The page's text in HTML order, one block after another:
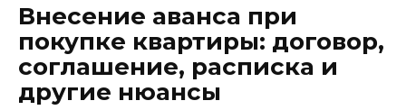
Внесение аванса при
покупке квартиры: договор,
соглашение, расписка и
другие нюансы